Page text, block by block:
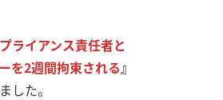
ライアンス責任者と
を2週間拘束される 』
した。